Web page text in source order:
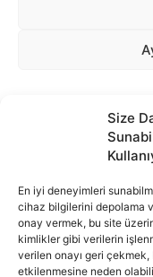
Size
En iyi deneyimleri
cihaz bilgilerini depolama
onay vermek, bu site
kimlikler gibi verilerin
verilen onayı geri
etkilenmesine neden
İnternet portalımızda
içeriğin hakları
basılı ya da